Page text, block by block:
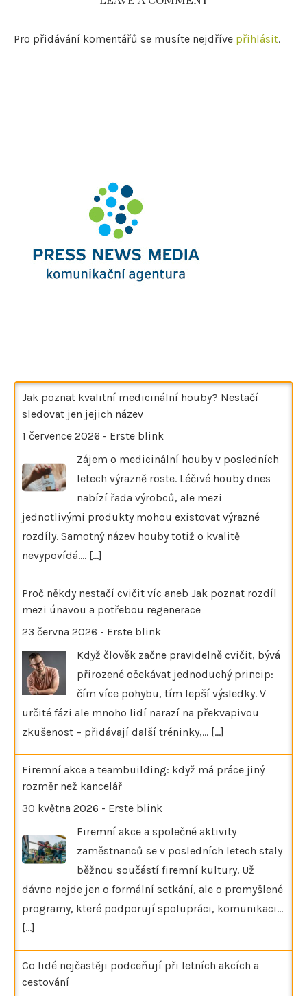
Pro přidávání komentářů se musíte nejdříve přihlásit.
Jak poznat kvalitní medicinální houby? Nestačí
sledovat jen jejich název
1 července 2026 - Erste blink
Zájem o medicinální houby v posledních
letech výrazně roste. Léčivé houby dnes
nabízí řada výrobců, ale mezi
jednotlivými produkty mohou existovat výrazné
rozdíly. Samotný název houby totiž o kvalitě
nevypovídá.… [...]
Proč někdy nestačí cvičit víc aneb Jak poznat rozdíl
mezi únavou a potřebou regenerace
23 června 2026 - Erste blink
Když člověk začne pravidelně cvičit, bývá
přirozené očekávat jednoduchý princip:
čím více pohybu, tím lepší výsledky. V
určité fázi ale mnoho lidí narazí na překvapivou
zkušenost – přidávají další tréninky,… [...]
Firemní akce a teambuilding: když má práce jiný
rozměr než kancelář
30 května 2026 - Erste blink
Firemní akce a společné aktivity
zaměstnanců se v posledních letech staly
běžnou součástí firemní kultury. Už
dávno nejde jen o formální setkání, ale o promyšlené
programy, které podporují spolupráci, komunikaci…
[...]
Co lidé nejčastěji podceňují při letních akcích a
cestování